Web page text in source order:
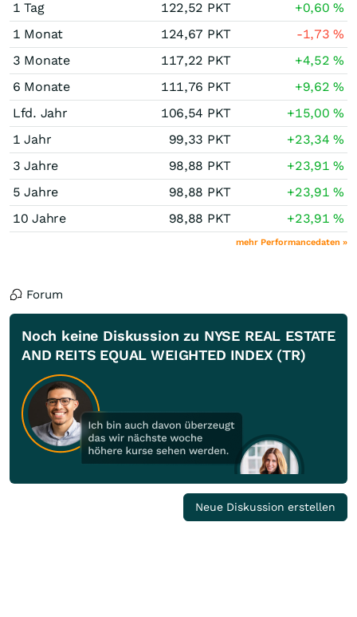
1 Tag 122,52 PKT +0,60%
1 Monat
124,67 PKT -1,73%
3 Monate
117,22 PKT +4,52%
6 Monate
111,76 PKT +9,62%
Lfd. Jahr
106,54 PKT +15,00%
1 Jahr
99,33 PKT +23,34%
3 Jahre
98,88 PKT +23,91%
5 Jahre
98,88 PKT +23,91%
10 Jahre
98,88 PKT +23,91%
mehr Performancedaten »
Forum
Noch keine Diskussion zu NYSE REAL ESTATE
AND REITS EQUAL WEIGHTED INDEX (TR)
Neue Diskussion erstellen